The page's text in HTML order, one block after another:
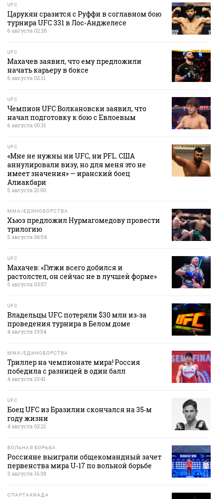
UFC
Царукян сразится с Руффи в соглавном бою
турнира UFC 331 в Лос‑Анджелесе
6 августа 02:38
UFC
Махачев заявил, что ему предложили
начать карьеру в боксе
6 августа 02:11
UFC
Чемпион UFC Волкановски заявил, что
начал подготовку к бою с Евлоевым
6 августа 00:31
UFC
«Мне не нужны ни UFC, ни PFL. США
аннулировали визу, но для меня это не
имеет значения» — иранский боец
Алиакбари
5 августа 21:00
MMA/ЕДИНОБОРСТВА
Хьюз предложил Нурмагомедову провести
трилогию
5 августа 06:54
UFC
Махачев: «Гэтжи всего добился и
растолстел, он сейчас не в лучшей форме»
5 августа 03:57
UFC
Владельцы UFC потеряли $30 млн из‑за
проведения турнира в Белом доме
4 августа 19:54
MMA/ЕДИНОБОРСТВА
Триллер на чемпионате мира! Россия
победила с разницей в один балл
4 августа 10:41
UFC
Боец UFC из Бразилии скончался на 35‑м
году жизни
4 августа 02:21
ВОЛЬНАЯ БОРЬБА
Россияне выиграли общекомандный зачет
первенства мира U‑17 по вольной борьбе
3 августа 16:38
СПАРТАКИАДА